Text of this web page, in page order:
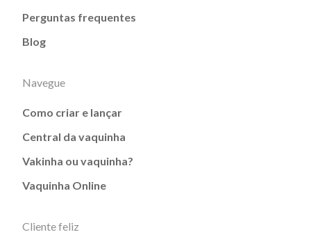
Perguntas frequentes
Blog
Navegue
Como criar e lançar
Central da vaquinha
Vakinha ou vaquinha?
Vaquinha Online
Cliente feliz